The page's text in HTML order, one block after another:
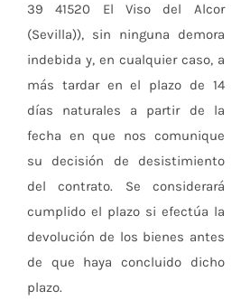
39 41520 El Viso del Alcor
(Sevilla)), sin ninguna demora
indebida y, en cualquier caso, a
más tardar en el plazo de 14
días naturales a partir de la
fecha en que nos comunique
su decisión de desistimiento
del contrato. Se considerará
cumplido el plazo si efectúa la
devolución de los bienes antes
de que haya concluido dicho
plazo.